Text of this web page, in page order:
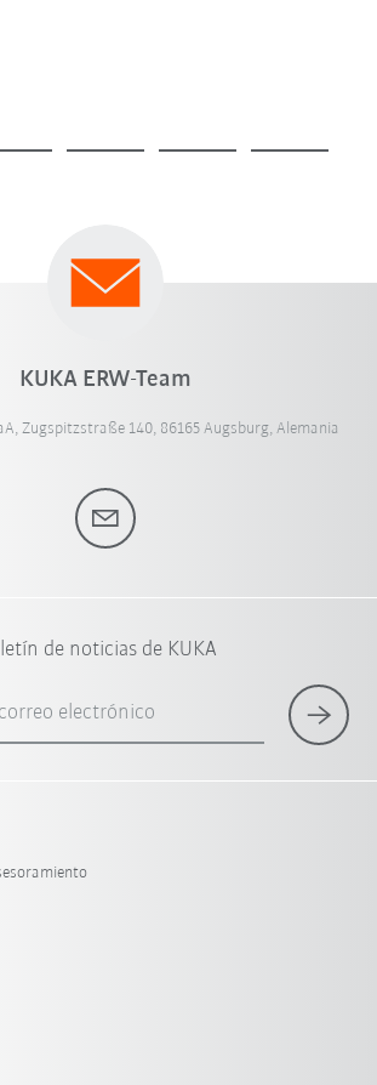
KUKA ERW-Team
Zugspitzstraße 140, 86165 Augsburg, Alemania
de noticias de KUKA
electrónico